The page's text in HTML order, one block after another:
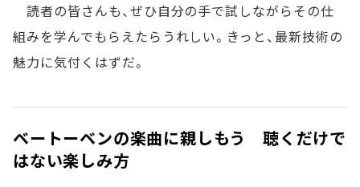
読者の皆さんも、ぜひ自分の手で試しながらその仕
組みを学んでもらえたらうれしい。きっと、最新技術の
魅力に気付くはずだ。
ベートーベンの楽曲に親しもう 聴くだけで
はない楽しみ方